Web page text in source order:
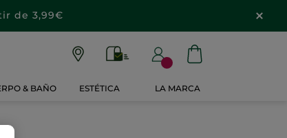
de 3,99€
& BAÑO ESTÉTICA LA MARCA